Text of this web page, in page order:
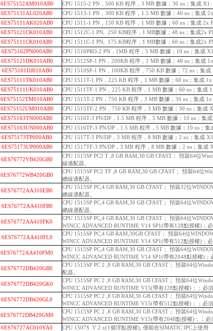
6ES75152AM010AB0
CPU 1515-2 PN，500 KB 程序，3 MB 數據；30 ns；集成 X1:
6ES75131AL020AB0
CPU 1513-1 PN，300 KB 程序，1.5 MB 數據；40 ns；集成
6ES75111AK020AB0
CPU 1511-1 PN，150 KB 程序，1 MB 數據；60 ns；集成 2x
6ES75121CK010AB0
CPU 1512C-1 PN, 250 KB程序，1 MB數據；48 ns；集成2x
6ES75111CK010AB0
CPU 1511C-1 PN, 175 KB程序，1 MB數據；60 ns；集成2x
6ES75162PN000AB0
CPU 1516PRO-2 PN，1MB 程序，5 MB 數據；10 ns；集成
6ES75121DK010AB0
CPU 1512SP-1 PN，200KB 程序，1 MB 數據；48 ns；集成
6ES75101DJ010AB0
CPU 1510SP-1 PN，100KB 程序，750 KB 數據；72 ns；集
6ES75111TK010AB0
CPU 1511T-1 PN，225 KB 程序，1 MB 數據；60 ns；集成
6ES75111UK010AB0
CPU 1511TF-1 PN，225 KB 程序，1 MB 數據；60 ns；集成
6ES75152TM010AB0
CPU 1515T-2 PN，750 KB 程序，3 MB 數據；30 ns；集成
6ES75152UM010AB0
CPU 1515TF-2 PN，750 KB 程序，3 MB 數據；30 ns；集成
6ES75163TN000AB0
CPU 1516T-3 PN/DP，1.5 MB 程序，5 MB 數據；10 ns；集
6ES75163UN000AB0
CPU 1516TF-3 PN/DP，1.5 MB 程序，5 MB 數據；10 ns；
6ES75173TP000AB0
CPU 1517T-3 PN/DP，3 MB 程序，8 MB 數據；2 ns；集成
6ES75173UP000AB0
CPU 1517TF-3 PN/DP，3 MB 程序，8 MB 數據；2 ns；集成
6ES76772VB420GB0
CPU 1515SP PC2 T ,8 GB RAM,30 GB CFAST； 預裝64位
線適配器。
6ES76772WB420GB0
CPU 1515SP PC2 TF ,8 GB RAM,30 GB CFAST； 預裝64位
總線適配器。
6ES76772AA310EB0
CPU 1515SP PC,4 GB RAM,30 GB CFAST； 預裝32位
總線適配器。
6ES76772AA410FB0
CPU 1515SP PC,4 GB RAM,30 GB CFAST； 預裝64位
總線適配器。
6ES76772AA410FK0
CPU 1515SP PC,4 GB RAM,30 GB CFAST； 預裝64位
WINCC ADVANCED RUNTIME V14 SP1(帶有128點授權)；
6ES76772AA410FL0
CPU 1515SP PC,4 GB RAM,30GB CFAST； 預裝64位
WINCC ADVANCED RUNTIME V14 SP1(帶有512點授權)；
6ES76772AA410FM0
CPU 1515SP PC,4 GB RAM,30 GB CFAST； 預裝64位
WINCC ADVANCED RUNTIME V14 SP1(帶有2048點授權)；
6ES76772DB420GB0
CPU 1515SP PC 2 ,8 GB RAM,30 GB CFAST； 預裝64位
配器。
6ES76772DB420GK0
CPU 1515SP PC 2 ,8 GB RAM,30 GB CFAST； 預裝64位
WINCC ADVANCED RUNTIME V15(帶有128點授權)；； 必
6ES76772DB420GL0
CPU 1515SP PC 2 ,8 GB RAM,30 GB CFAST； 預裝64位
WINCC ADVANCED RUNTIME V15(帶有512點授權)；； 必
6ES76772DB420GM0
CPU 1515SP PC 2 ,8 GB RAM,30 GB CFAST； 預裝64位
WINCC ADVANCED RUNTIME V15(帶有2048點授權)；； 必
6ES76727AC010YA0 CPU 1507S V 2.x(1個浮點授權), 僅能在SIMATIC IPC上使用